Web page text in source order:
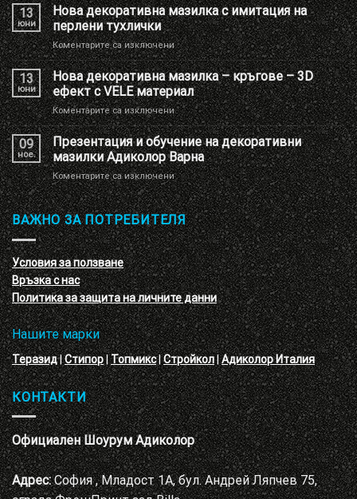
брандиране
на
Шоу
РУМ
Адиколор
13
юни
Нова декоративна мазилка с имитация на
перлени тухлички
Коментарите са изключениза
Нова
декоративна
мазилка
с
имитация
на
перлени
тухлички
13
юни
Нова декоративна мазилка – кръгове – 3D
ефект с VELE материал
Коментарите са изключениза
Нова
декоративна
мазилка
–
кръгове
–
3D
ефект
с
VELE
материал
09
ное.
Презентация и обучение на декоративни
мазилки Адиколор Варна
Коментарите са изключениза
Презентация
и
обучение
на
декоративни
мазилки
Адиколор
Варна
ВАЖНО ЗА ПОТРЕБИТЕЛЯ
Условия за ползване
Връзка с нас
Политика за защита на личните данни
Нашите марки
Теразид|Стипор|Топмикс|Стройкол|Адиколор Италия
КОНТАКТИ
Официален Шоурум Адиколор
Адрес:София , Младост 1А, бул. Андрей Ляпчев 75,